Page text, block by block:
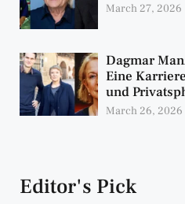
March 27, 2026
Dagmar
Eine
und
March 26, 2026
Editor's Pick